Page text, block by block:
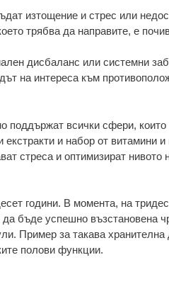
изтощение и стрес или
трябва да направите, е
дисбаланс или системни
на интереса към
поддържат всички сфери,
и набор от витамини и
стреса и оптимизират нивото
години. В момента, на
бъде успешно възстановена
Пример за такава
полови функции.